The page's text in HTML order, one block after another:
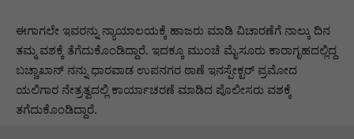
ಈಗಾಗಲೇ ಇವರನ್ನು ನ್ಯಾಯಾಲಯಕ್ಕೆ ಹಾಜರು ಮಾಡಿ ವಿಚಾರಣೆಗೆ ನಾಲ್ಕು ದಿನ
ತಮ್ಮ ವಶಕ್ಕೆ ತೆಗೆದುಕೊಂಡಿದ್ದಾರೆ‌. ಇದಕ್ಕೂ ಮುಂಚೆ ಮೈಸೂರು ಕಾರಾಗೃಹದಲ್ಲಿದ್ದ
ಬಚ್ಚಾಖಾನ್ ನನ್ನು ಧಾರವಾಡ ಉಪನಗರ ಠಾಣೆ ಇನಸ್ಪೇಕ್ಟರ್ ಪ್ರಮೋದ
ಯಲಿಗಾರ ನೇತ್ರತ್ವದಲ್ಲಿ ಕಾರ್ಯಾಚರಣೆ ಮಾಡಿದ ಪೊಲೀಸರು ವಶಕ್ಕೆ
ತಗೆದುಕೊಂಡಿದ್ದಾರೆ.